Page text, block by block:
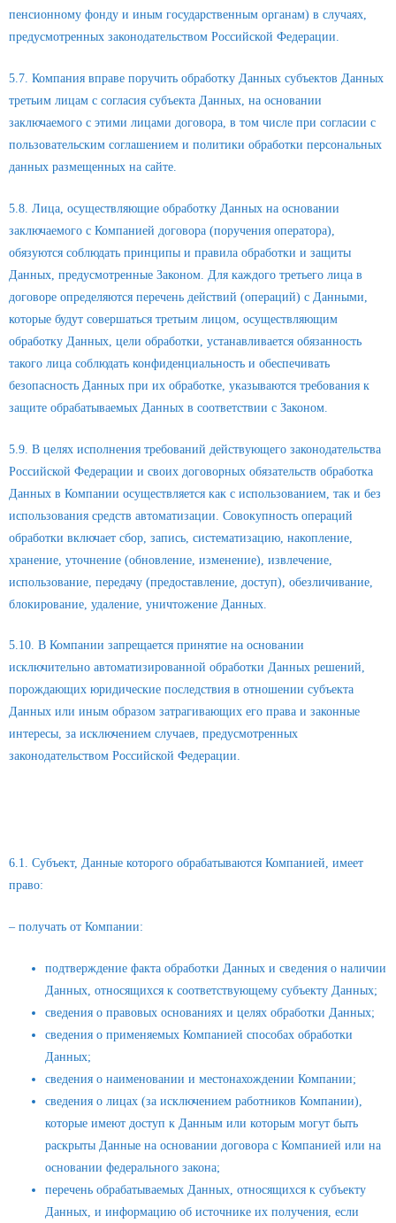
пенсионному фонду и иным государственным органам) в случаях,
предусмотренных законодательством Российской Федерации.
5.7. Компания вправе поручить обработку Данных субъектов Данных
третьим лицам с согласия субъекта Данных, на основании
заключаемого с этими лицами договора, в том числе при согласии с
пользовательским соглашением и политики обработки персональных
данных размещенных на сайте.
5.8. Лица, осуществляющие обработку Данных на основании
заключаемого с Компанией договора (поручения оператора),
обязуются соблюдать принципы и правила обработки и защиты
Данных, предусмотренные Законом. Для каждого третьего лица в
договоре определяются перечень действий (операций) с Данными,
которые будут совершаться третьим лицом, осуществляющим
обработку Данных, цели обработки, устанавливается обязанность
такого лица соблюдать конфиденциальность и обеспечивать
безопасность Данных при их обработке, указываются требования к
защите обрабатываемых Данных в соответствии с Законом.
5.9. В целях исполнения требований действующего законодательства
Российской Федерации и своих договорных обязательств обработка
Данных в Компании осуществляется как с использованием, так и без
использования средств автоматизации. Совокупность операций
обработки включает сбор, запись, систематизацию, накопление,
хранение, уточнение (обновление, изменение), извлечение,
использование, передачу (предоставление, доступ), обезличивание,
блокирование, удаление, уничтожение Данных.
5.10. В Компании запрещается принятие на основании
исключительно автоматизированной обработки Данных решений,
порождающих юридические последствия в отношении субъекта
Данных или иным образом затрагивающих его права и законные
интересы, за исключением случаев, предусмотренных
законодательством Российской Федерации.
6.1. Субъект, Данные которого обрабатываются Компанией, имеет
право:
– получать от Компании:
подтверждение факта обработки Данных и сведения о наличии
Данных, относящихся к соответствующему субъекту Данных;
сведения о правовых основаниях и целях обработки Данных;
сведения о применяемых Компанией способах обработки
Данных;
сведения о наименовании и местонахождении Компании;
сведения о лицах (за исключением работников Компании),
которые имеют доступ к Данным или которым могут быть
раскрыты Данные на основании договора с Компанией или на
основании федерального закона;
перечень обрабатываемых Данных, относящихся к субъекту
Данных, и информацию об источнике их получения, если